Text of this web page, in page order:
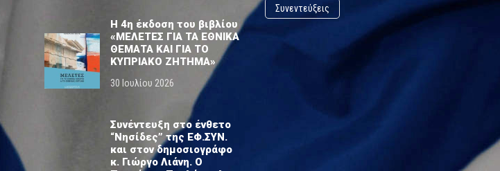
Η 4η έκδοση του βιβλίου
«ΜΕΛΕΤΕΣ ΓΙΑ ΤΑ ΕΘΝΙΚΑ
ΘΕΜΑΤΑ ΚΑΙ ΓΙΑ ΤΟ
ΚΥΠΡΙΑΚΟ ΖΗΤΗΜΑ»
30 Ιουλίου 2026
Συνέντευξη στο ένθετο
“Νησίδες” της ΕΦ.ΣΥΝ.
και στον δημοσιογράφο
κ. Γιώργο Λιάνη. Ο
Συνεντεύξεις